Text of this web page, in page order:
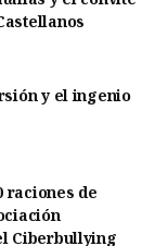
y el ingenio
raciones de
Ciberbullying